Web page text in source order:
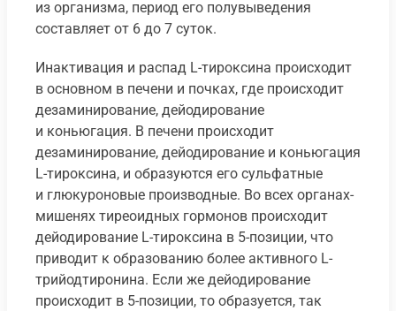
из организма, период его полувыведения
составляет от 6 до 7 суток.
Инактивация и распад L-тироксина происходит
в основном в печени и почках, где происходит
дезаминирование, дейодирование
и коньюгация. В печени происходит
дезаминирование, дейодирование и коньюгация
L-тироксина, и образуются его сульфатные
и глюкуроновые производные. Во всех органах-
мишенях тиреоидных гормонов происходит
дейодирование L-тироксина в 5-позиции, что
приводит к образованию более активного L-
трийодтиронина. Если же дейодирование
происходит в 5-позиции, то образуется, так